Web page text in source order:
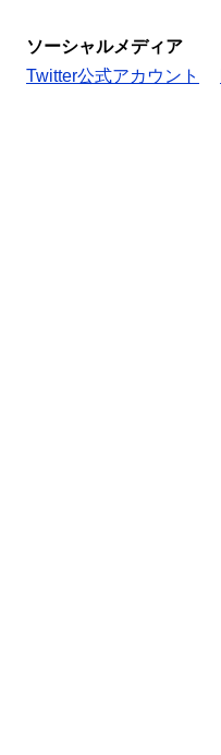
ソーシャルメディア
Twitter公式アカウント